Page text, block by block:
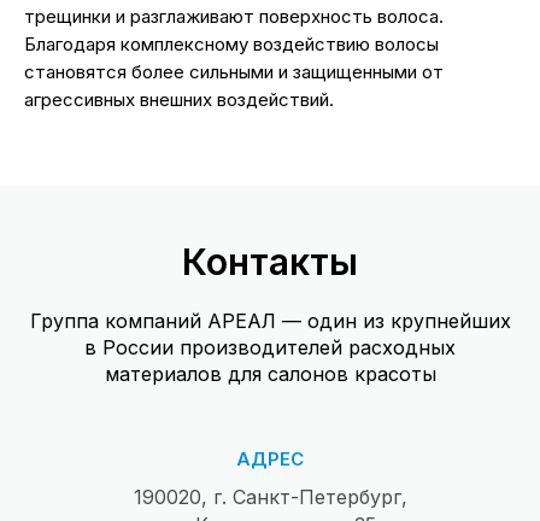
трещинки и разглаживают поверхность волоса.
Благодаря комплексному воздействию волосы
становятся более сильными и защищенными от
агрессивных внешних воздействий.
Контакты
Группа компаний АРЕАЛ — один из крупнейших
в России производителей расходных
материалов для салонов красоты
АДРЕС
190020, г. Санкт-Петербург,